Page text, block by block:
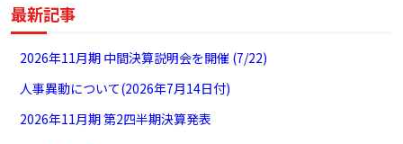
最新記事
2026年11月期 中間決算説明会を開催 (7/22)
人事異動について(2026年7月14日付)
2026年11月期 第2四半期決算発表